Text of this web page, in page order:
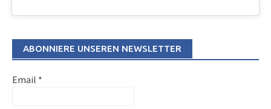
ABONNIERE UNSEREN NEWSLETTER
Email *